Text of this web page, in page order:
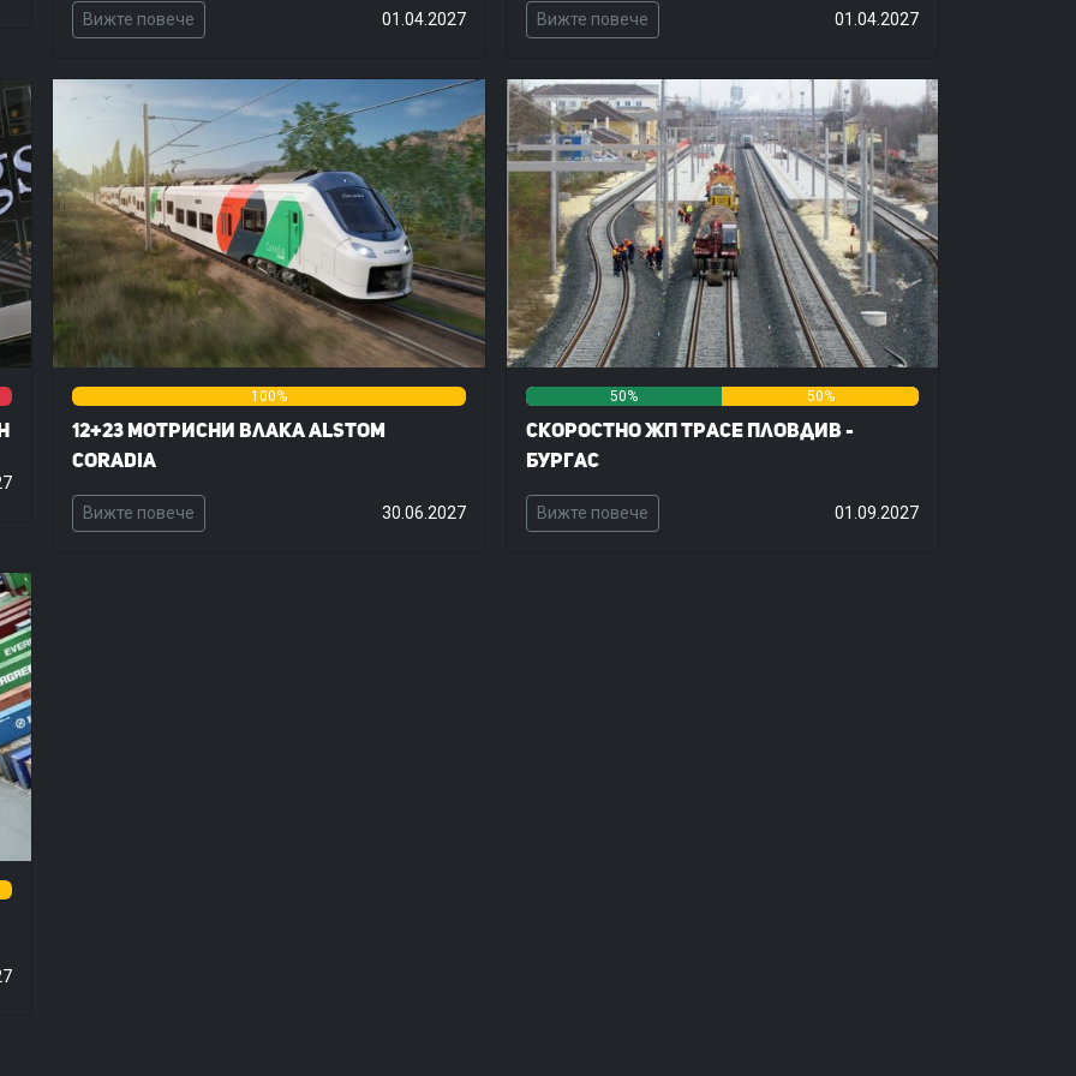
Вижте повече 01.04.2027 Вижте повече 01.04.2027
0% 100% 0%
12+23 мотрисни влака Alstom
Coradia
Вижте повече 30.06.2027
50% 50% 0%
Скоростно жп трасе Пловдив -
Бургас
Вижте повече 01.09.2027